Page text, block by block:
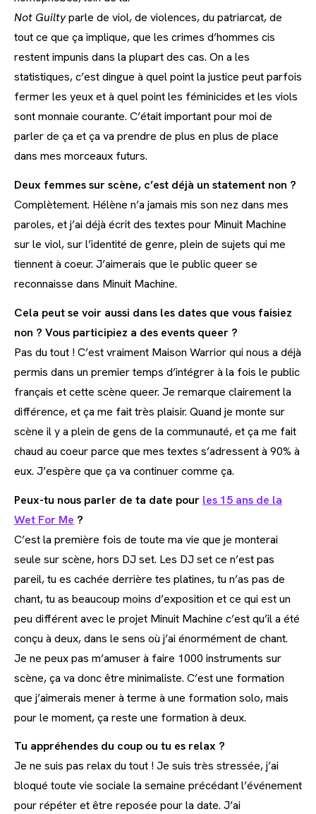
Not Guiltyparle de viol, de violences, du patriarcat, de
tout ce que ça implique, que les crimes d’hommes cis
restent impunis dans la plupart des cas. On a les
statistiques, c’est dingue à quel point la justice peut parfois
fermer les yeux et à quel point les féminicides et les viols
sont monnaie courante. C’était important pour moi de
parler de ça et ça va prendre de plus en plus de place
dans mes morceaux futurs.
Deux femmes sur scène, c’est déjà un statement non ?
Complètement. Hélène n’a jamais mis son nez dans mes
paroles, et j’ai déjà écrit des textes pour Minuit Machine
sur le viol, sur l’identité de genre, plein de sujets qui me
tiennent à coeur. J’aimerais que le public queer se
reconnaisse dans Minuit Machine.
Cela peut se voir aussi dans les dates que vous faisiez
non ? Vous participiez a des events queer ?
Pas du tout ! C’est vraiment Maison Warrior qui nous a déjà
permis dans un premier temps d’intégrer à la fois le public
français et cette scène queer. Je remarque clairement la
différence, et ça me fait très plaisir. Quand je monte sur
scène il y a plein de gens de la communauté, et ça me fait
chaud au coeur parce que mes textes s’adressent à 90% à
eux. J’espère que ça va continuer comme ça.
Peux-tu nous parler de ta date pour les 15 ans de la
Wet For Me ?
C’est la première fois de toute ma vie que je monterai
seule sur scène, hors DJ set. Les DJ set ce n’est pas
pareil, tu es cachée derrière tes platines, tu n’as pas de
chant, tu as beaucoup moins d’exposition et ce qui est un
peu différent avec le projet Minuit Machine c’est qu’il a été
conçu à deux, dans le sens où j’ai énormément de chant.
Je ne peux pas m’amuser à faire 1000 instruments sur
scène, ça va donc être minimaliste. C’est une formation
que j’aimerais mener à terme à une formation solo, mais
pour le moment, ça reste une formation à deux.
Tu appréhendes du coup ou tu es relax ?
Je ne suis pas relax du tout ! Je suis très stressée, j’ai
bloqué toute vie sociale la semaine précédant l’événement
pour répéter et être reposée pour la date. J’ai